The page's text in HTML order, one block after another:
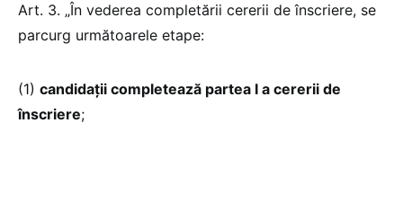
Art. 3. „În vederea completării cererii de înscriere, se
parcurg următoarele etape:
(1) candidații completează partea I a cererii de
înscriere;